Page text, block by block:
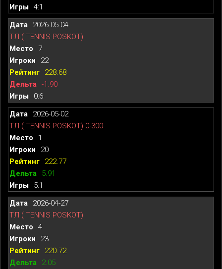
4:1
2026-05-04
ТЛ ( TENNIS POSKOT)
7
22
228.68
-1.90
0:6
2026-05-02
ТЛ ( TENNIS POSKOT) 0-300
1
20
222.77
5.91
5:1
2026-04-27
ТЛ ( TENNIS POSKOT)
4
23
220.72
2.05